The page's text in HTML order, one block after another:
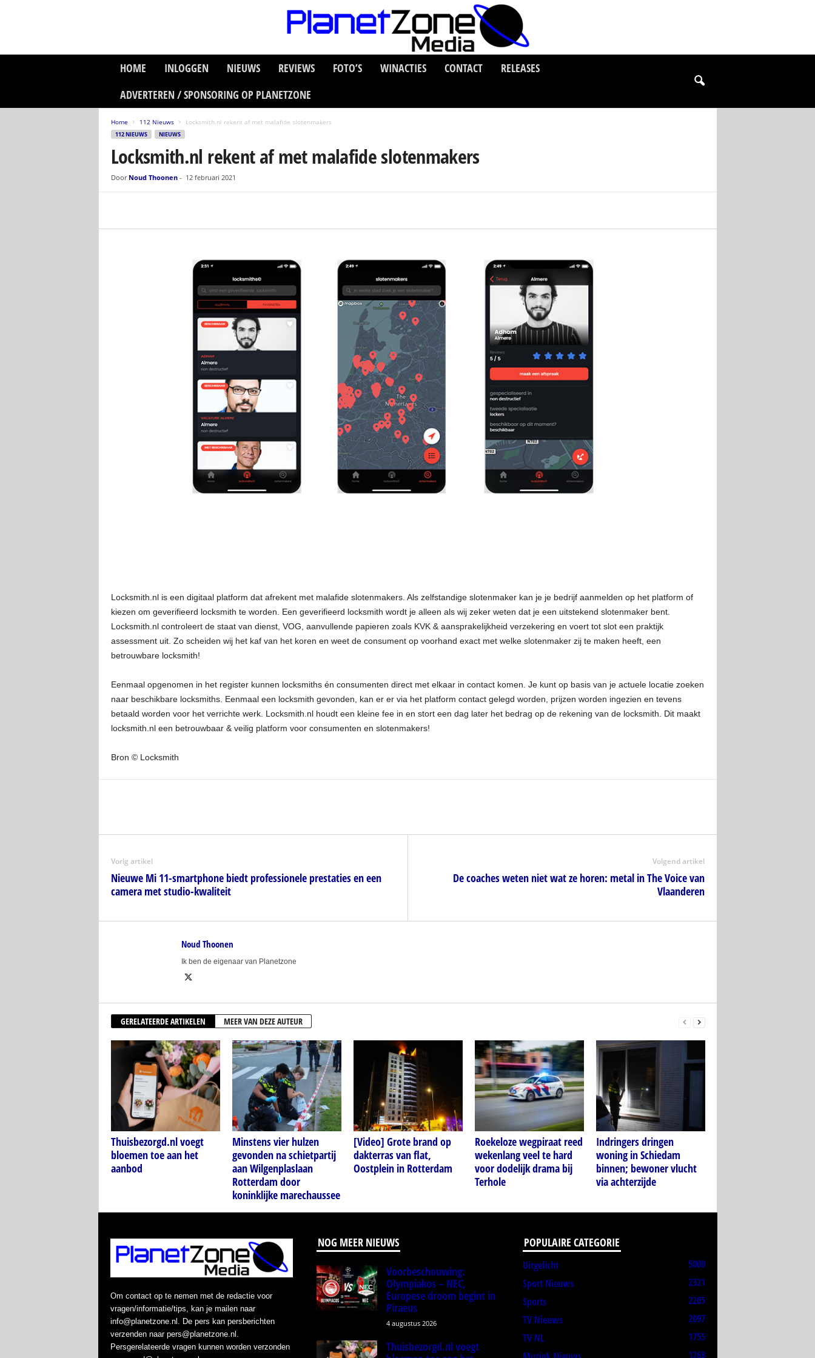
HOME INLOGGEN NIEUWS REVIEWS FOTO’S WINACTIES CONTACT
RELEASES
ADVERTEREN / SPONSORING OP PLANETZONE
Home 112 Nieuws Locksmith.nl rekent af met malafide slotenmakers
112 NIEUWS NIEUWS
Locksmith.nl rekent af met malafide slotenmakers
Door Noud Thoonen- 12 februari 2021
Locksmith.nl is een digitaal platform dat afrekent met malafide slotenmakers. Als zelfstandige slotenmaker kan je je bedrijf aanmelden op het platform of
kiezen om geverifieerd locksmith te worden. Een geverifieerd locksmith wordt je alleen als wij zeker weten dat je een uitstekend slotenmaker bent.
Locksmith.nl controleert de staat van dienst, VOG, aanvullende papieren zoals KVK & aansprakelijkheid verzekering en voert tot slot een praktijk
assessment uit. Zo scheiden wij het kaf van het koren en weet de consument op voorhand exact met welke slotenmaker zij te maken heeft, een
betrouwbare locksmith!
Eenmaal opgenomen in het register kunnen locksmiths én consumenten direct met elkaar in contact komen. Je kunt op basis van je actuele locatie zoeken
naar beschikbare locksmiths. Eenmaal een locksmith gevonden, kan er er via het platform contact gelegd worden, prijzen worden ingezien en tevens
betaald worden voor het verrichte werk. Locksmith.nl houdt een kleine fee in en stort een dag later het bedrag op de rekening van de locksmith. Dit maakt
locksmith.nl een betrouwbaar & veilig platform voor consumenten en slotenmakers!
Bron © Locksmith
Vorig artikel
Nieuwe Mi 11-smartphone biedt professionele prestaties en een
camera met studio-kwaliteit
Volgend artikel
De coaches weten niet wat ze horen: metal in The Voice van
Vlaanderen
Noud Thoonen
Ik ben de eigenaar van Planetzone
GERELATEERDE ARTIKELEN MEER VAN DEZE AUTEUR
Thuisbezorgd.nl voegt
bloemen toe aan het
aanbod
Minstens vier hulzen
gevonden na schietpartij
aan Wilgenplaslaan
Rotterdam door
koninklijke marechaussee
[Video] Grote brand op
dakterras van flat,
Oostplein in Rotterdam
Roekeloze wegpiraat reed
wekenlang veel te hard
voor dodelijk drama bij
Terhole
Indringers dringen
woning in Schiedam
binnen; bewoner vlucht
via achterzijde
Om contact op te nemen met de redactie voor
vragen/informatie/tips, kan je mailen naar
info@planetzone.nl. De pers kan persberichten
verzenden naar pers@planetzone.nl.
Persgerelateerde vragen kunnen worden verzonden
NOG MEER NIEUWS
Voorbeschouwing:
Olympiakos – NEC,
Europese droom begint in
Piraeus
4 augustus 2026
Thuisbezorgd.nl voegt
POPULAIRE CATEGORIE
Uitgelicht
5000
Sport Nieuws
2321
Sports
2205
TV Nieuws
2097
TV NL
1755
1268